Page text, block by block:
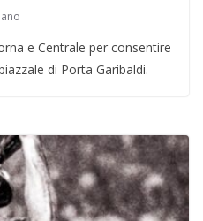
e Centrale per consentire
di Porta Garibaldi.